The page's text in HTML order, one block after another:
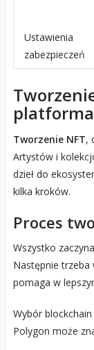
Ustawienia
zabezpieczeń
Tworzenie NFT,
Artystów i
dzieł do
kilka kroków.
Proces
Wszystko
Następnie trzeba
pomaga w
Wybór
Polygon może